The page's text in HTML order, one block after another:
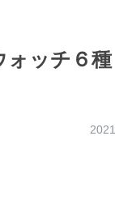
ッチ６